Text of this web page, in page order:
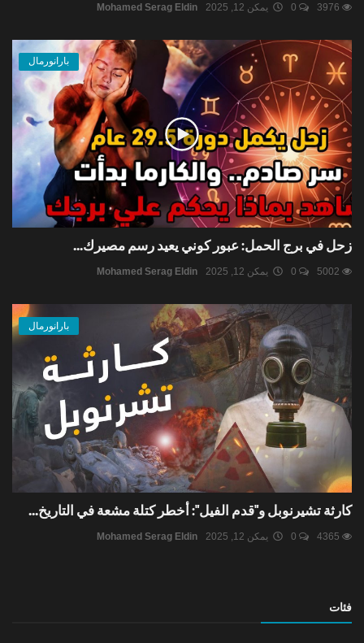
Mohamed Serag Eldin يمكن 12, 2025
بارانورمال
زحل في برج الحمل: عبور كوني يعيد رسم مصيرك...
Mohamed Serag Eldin يمكن 12, 2025
بارانورمال
كارثة تشيرنوبل و"قدم الفيل": أخطر كتلة مشعة في التاريخ...
Mohamed Serag Eldin يمكن 12, 2025
فئات